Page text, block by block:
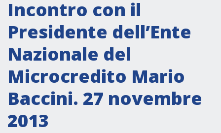
Segreteria Culturale
Segreteria Socio-economica
Segreteria Tecnico scientifica
Forum PMI
Conferenze Italia-America Latina e Caraibi
Rete per la promozione dell’uguaglianza di
genere
Incontro con il
Presidente dell’Ente
Nazionale del
Microcredito Mario
Baccini. 27 novembre
2013